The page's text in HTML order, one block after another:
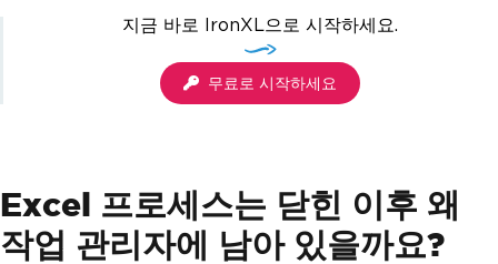
지금 바로 IronXL으로 시작하세요.
무료로 시작하세요
Excel 프로세스는 닫힌 이후 왜
작업 관리자에 남아 있을까요?